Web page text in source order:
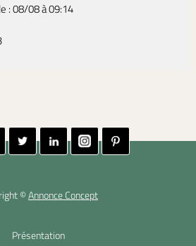
: 08/08 à 09:14
©Annonce Concept
Présentation